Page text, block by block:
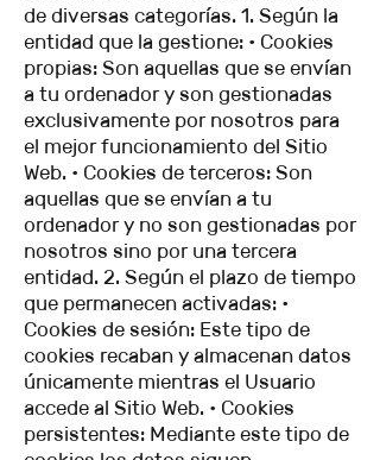
de diversas categorías. 1. Según la
entidad que la gestione: • Cookies
propias: Son aquellas que se envían
a tu ordenador y son gestionadas
exclusivamente por nosotros para
el mejor funcionamiento del Sitio
Web. • Cookies de terceros: Son
aquellas que se envían a tu
ordenador y no son gestionadas por
nosotros sino por una tercera
entidad. 2. Según el plazo de tiempo
que permanecen activadas: •
Cookies de sesión: Este tipo de
cookies recaban y almacenan datos
únicamente mientras el Usuario
accede al Sitio Web. • Cookies
persistentes: Mediante este tipo de